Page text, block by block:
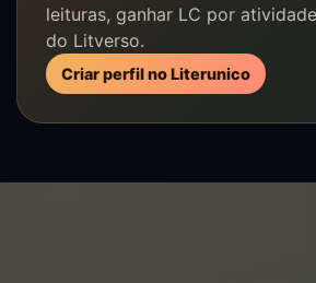
leituras, ganhar LC por
do Litverso.
Criar perfil no Literunico